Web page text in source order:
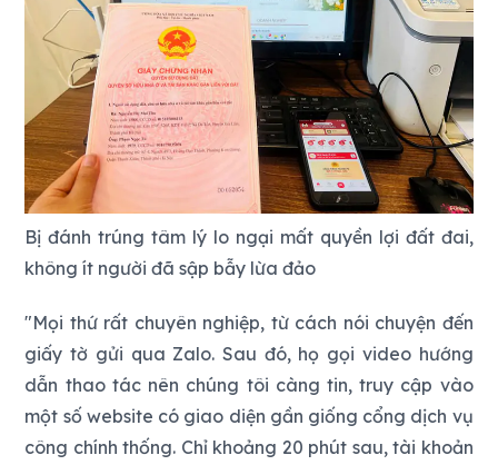
Bị đánh trúng tâm lý lo ngại mất quyền lợi đất đai,
không ít người đã sập bẫy lừa đảo
"Mọi thứ rất chuyên nghiệp, từ cách nói chuyện đến
giấy tờ gửi qua Zalo. Sau đó, họ gọi video hướng
dẫn thao tác nên chúng tôi càng tin, truy cập vào
một số website có giao diện gần giống cổng dịch vụ
công chính thống. Chỉ khoảng 20 phút sau, tài khoản